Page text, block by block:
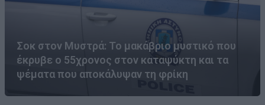
Σοκ στον Μυστρά: Το μακάβριο μυστικό που
έκρυβε ο 55χρονος στον καταψύκτη και τα
ψέματα που αποκάλυψαν τη φρίκη